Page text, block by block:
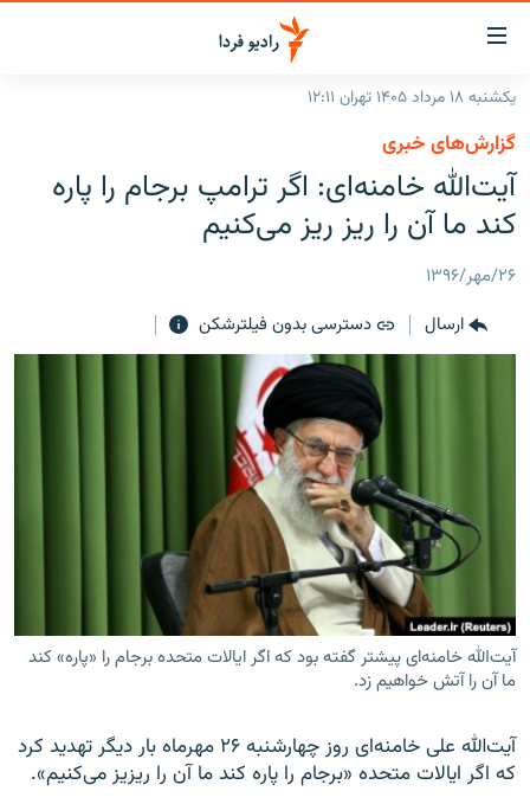
لینک‌های
قابلیت
دسترسی
بازگشت
بازگشت
به
منوی
اصلی
رفتن
صفحه
جستجو
ایران
جهان
برنامه‌های رادیویی
پادکست
چندرسانه‌ای
گزارش‌های تصویری
گزارش‌های ویدئویی
به ما بپیوندید
زبان‌های دیگر
یکشنبه ۱۸ مرداد ۱۴۰۵ تهران ۱۲:۱۱
گزارش‌های خبری
آیت‌الله خامنه‌ای: اگر ترامپ برجام را پاره
کند ما آن را ریز ریز می‌کنیم
۲۶/مهر/۱۳۹۶
ارسال
دسترسی بدون فیلترشکن
آیت‌الله خامنه‌ای پیشتر گفته بود که اگر ایالات متحده برجام را «پاره» کند
ما آن را آتش خواهیم زد.
آیت‌الله علی خامنه‌ای روز چهارشنبه ۲۶ مهرماه بار دیگر تهدید کرد
که اگر ایالات متحده «برجام را پاره کند ما آن را ریزیز می‌کنیم».